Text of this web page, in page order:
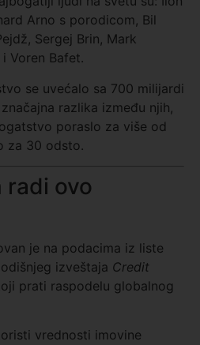
Arno s porodicom, Bil
Sergej Brin, Mark
Voren Bafet.
se uvećalo sa 700 milijardi
razlika između njih,
poraslo za više od
za 30 odsto.
radi ovo
je na podacima iz liste
izveštaja Credit
prati raspodelu globalnog
vrednosti imovine